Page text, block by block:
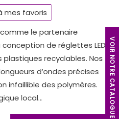
mes favoris
comme le partenaire
de réglettes LED
recyclables. Nos
d’ondes précises
infaillible des polymères.
local...
V
O
I
R
N
O
T
R
E
C
A
T
A
L
O
G
U
E